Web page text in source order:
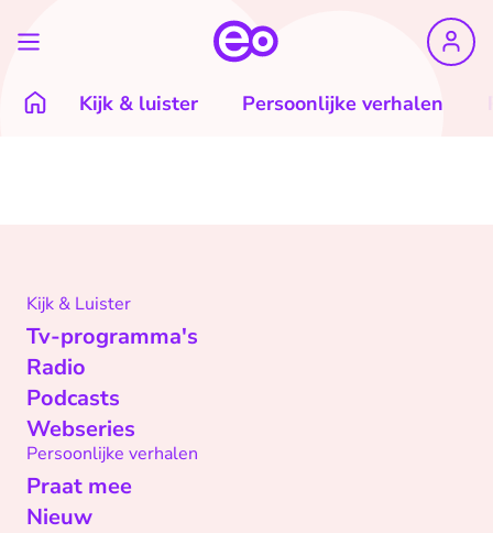
Kijk & luister Persoonlijke verhalen
Kijk & Luister
Tv-programma's
Radio
Podcasts
Webseries
Persoonlijke verhalen
Praat mee
Nieuw